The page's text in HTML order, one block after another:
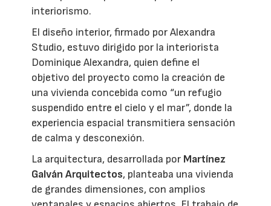
interiorismo.
El diseño interior, firmado por Alexandra
Studio, estuvo dirigido por la interiorista
Dominique Alexandra, quien define el
objetivo del proyecto como la creación de
una vivienda concebida como “un refugio
suspendido entre el cielo y el mar”, donde la
experiencia espacial transmitiera sensación
de calma y desconexión.
La arquitectura, desarrollada por Martínez
Galván Arquitectos, planteaba una vivienda
de grandes dimensiones, con amplios